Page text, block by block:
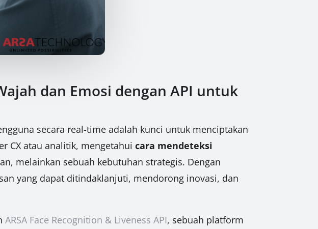
dan Emosi dengan API untuk
secara real-time adalah kunci untuk menciptakan
CX atau analitik, mengetahuicara mendeteksi
melainkan sebuah kebutuhan strategis. Dengan
yang dapat ditindaklanjuti, mendorong inovasi, dan
ARSA Face Recognition & Liveness API, sebuah platform